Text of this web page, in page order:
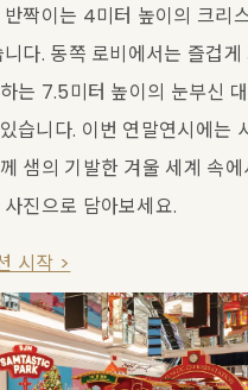
짝이는 4미터 높이의 크리
다. 동쪽 로비에서는 즐겁
는 7.5미터 높이의 눈부신
습니다. 이번 연말연시에는
샘의 기발한 겨울 세계 속
진으로 담아보세요.
시작 >